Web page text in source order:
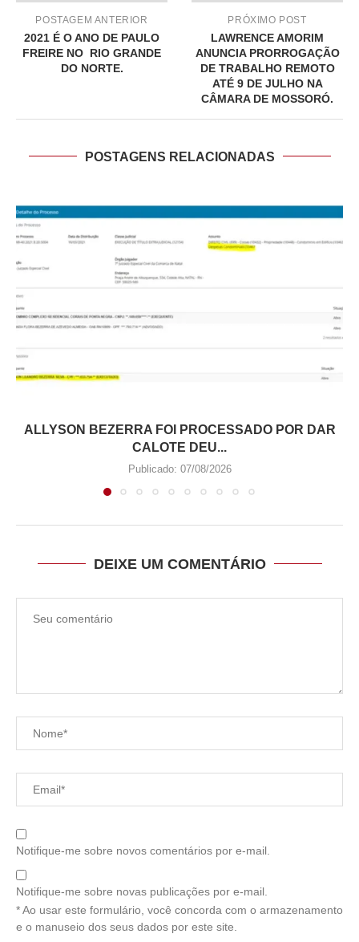
POSTAGEM ANTERIOR
2021 É O ANO DE PAULO
FREIRE NO RIO GRANDE
DO NORTE.
PRÓXIMO POST
LAWRENCE AMORIM
ANUNCIA PRORROGAÇÃO
DE TRABALHO REMOTO
ATÉ 9 DE JULHO NA
CÂMARA DE MOSSORÓ.
POSTAGENS RELACIONADAS
ALLYSON BEZERRA FOI PROCESSADO POR DAR
CALOTE DEU...
Publicado: 07/08/2026
DEIXE UM COMENTÁRIO
Notifique-me sobre novos comentários por e-mail.
Notifique-me sobre novas publicações por e-mail.
* Ao usar este formulário, você concorda com o armazenamento
e o manuseio dos seus dados por este site.